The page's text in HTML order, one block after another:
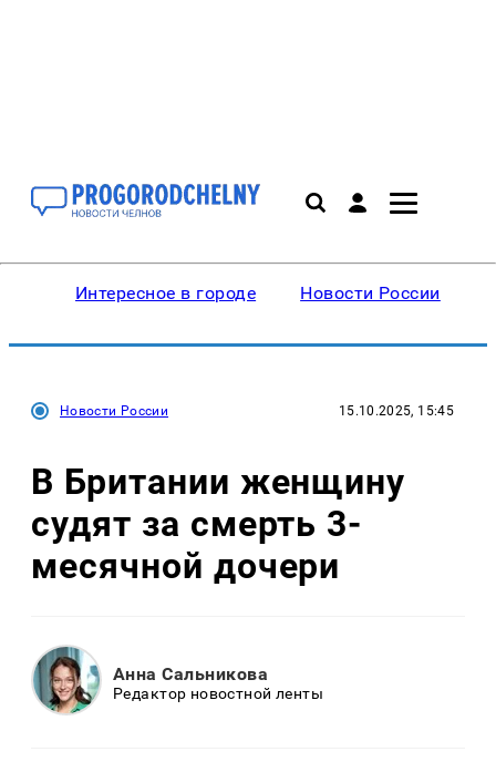
Интересное в городе Новости России
Новости России 15.10.2025, 15:45
В Британии женщину
судят за смерть 3-
месячной дочери
Анна Сальникова
Редактор новостной ленты